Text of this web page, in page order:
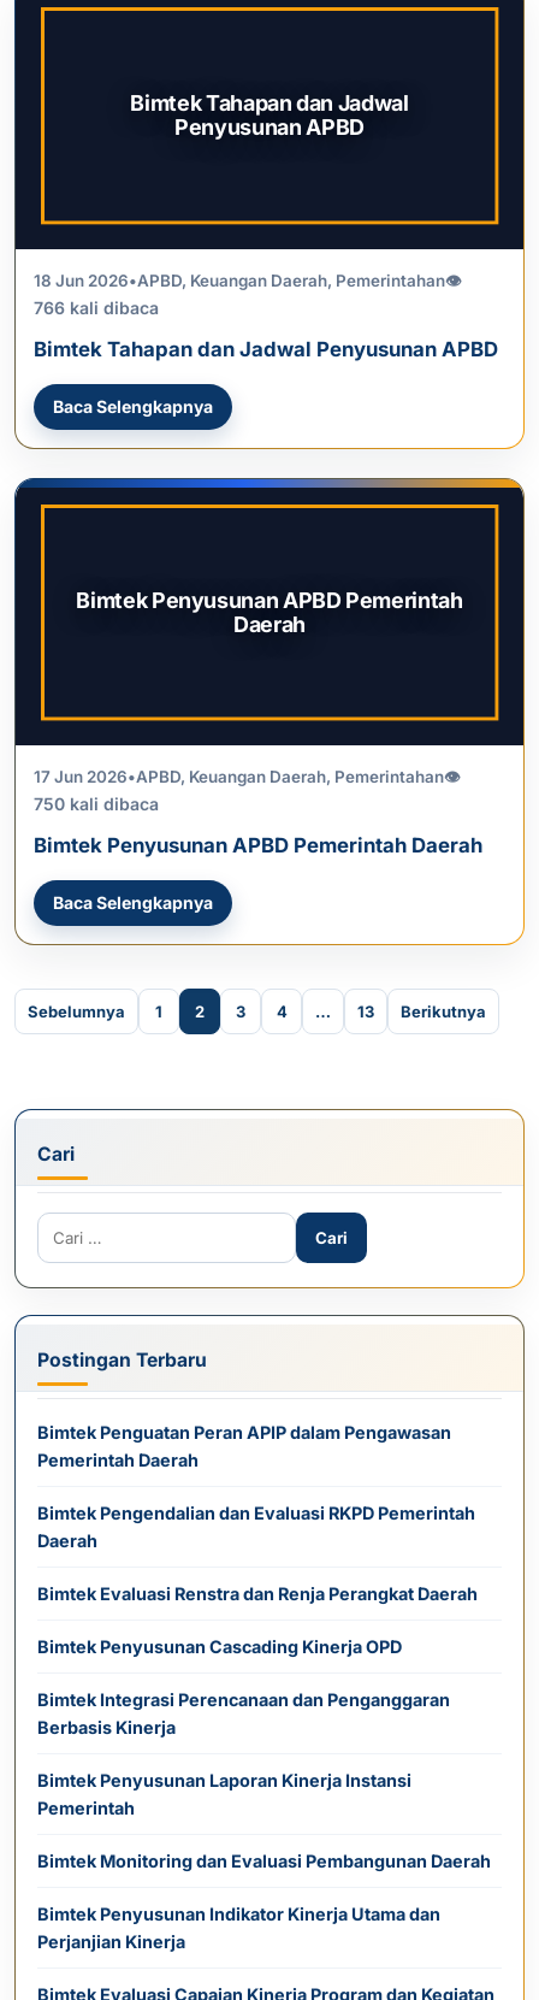
Bimtek Tahapan dan Jadwal
Penyusunan APBD
18 Jun 2026•APBD, Keuangan Daerah, Pemerintahan👁
766 kali dibaca
Bimtek Tahapan dan Jadwal Penyusunan APBD
Baca Selengkapnya
Bimtek Penyusunan APBD Pemerintah
Daerah
17 Jun 2026•APBD, Keuangan Daerah, Pemerintahan👁
750 kali dibaca
Bimtek Penyusunan APBD Pemerintah Daerah
Baca Selengkapnya
Paginasi pos
Sebelumnya 1 2 3 4 … 13 Berikutnya
Cari
Cari untuk:
Postingan Terbaru
Bimtek Penguatan Peran APIP dalam Pengawasan
Pemerintah Daerah
Bimtek Pengendalian dan Evaluasi RKPD Pemerintah
Daerah
Bimtek Evaluasi Renstra dan Renja Perangkat Daerah
Bimtek Penyusunan Cascading Kinerja OPD
Bimtek Integrasi Perencanaan dan Penganggaran
Berbasis Kinerja
Bimtek Penyusunan Laporan Kinerja Instansi
Pemerintah
Bimtek Monitoring dan Evaluasi Pembangunan Daerah
Bimtek Penyusunan Indikator Kinerja Utama dan
Perjanjian Kinerja
Bimtek Evaluasi Capaian Kinerja Program dan Kegiatan